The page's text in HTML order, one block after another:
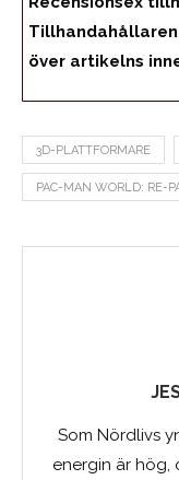
över artikelns
3D-PLATTFORMARE
PAC-MAN WORLD: RE-
Som Nördlivs
energin är hög,